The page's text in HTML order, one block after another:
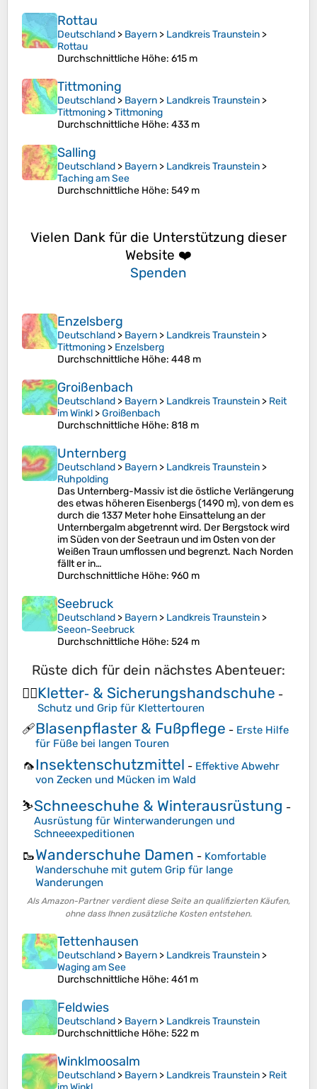
Rottau
Deutschland > Bayern > Landkreis Traunstein >
Rottau
Durchschnittliche Höhe: 615 m
Tittmoning
Deutschland > Bayern > Landkreis Traunstein >
Tittmoning >Tittmoning
Durchschnittliche Höhe: 433 m
Salling
Deutschland > Bayern > Landkreis Traunstein >
Taching am See
Durchschnittliche Höhe: 549 m
Vielen Dank für die Unterstützung dieser
Website ❤️
Spenden
Enzelsberg
Deutschland > Bayern > Landkreis Traunstein >
Tittmoning > Enzelsberg
Durchschnittliche Höhe: 448 m
Groißenbach
Deutschland > Bayern > Landkreis Traunstein > Reit
im Winkl >Groißenbach
Durchschnittliche Höhe: 818 m
Unternberg
Deutschland > Bayern > Landkreis Traunstein >
Ruhpolding
Das Unternberg-Massiv ist die östliche Verlängerung
des etwas höheren Eisenbergs (1490 m), von dem es
durch die 1337 Meter hohe Einsattelung an der
Unternbergalm abgetrennt wird. Der Bergstock wird
im Süden von der Seetraun und im Osten von der
Weißen Traun umflossen und begrenzt. Nach Norden
fällt er in…
Durchschnittliche Höhe: 960 m
Seebruck
Deutschland > Bayern > Landkreis Traunstein >
Seeon-Seebruck
Durchschnittliche Höhe: 524 m
Rüste dich für dein nächstes Abenteuer:
🧗‍♀️Kletter‑ & Sicherungshandschuhe -
Schutz und Grip für Klettertouren
🩹Blasenpflaster & Fußpflege - Erste Hilfe
für Füße bei langen Touren
🦟Insektenschutzmittel - Effektive Abwehr
von Zecken und Mücken im Wald
⛷️Schneeschuhe & Winterausrüstung -
Ausrüstung für Winterwanderungen und
Schneeexpeditionen
🥾Wanderschuhe Damen - Komfortable
Wanderschuhe mit gutem Grip für lange
Wanderungen
Als Amazon-Partner verdient diese Seite an qualifizierten Käufen,
ohne dass Ihnen zusätzliche Kosten entstehen.
Tettenhausen
Deutschland > Bayern > Landkreis Traunstein >
Waging am See
Durchschnittliche Höhe: 461 m
Feldwies
Deutschland > Bayern > Landkreis Traunstein
Durchschnittliche Höhe: 522 m
Winklmoosalm
Deutschland > Bayern > Landkreis Traunstein > Reit